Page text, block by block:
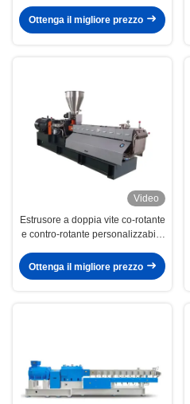
Siemens e inverter ABB
Ottenga il migliore prezzo
Video
Estrusore a doppia vite co-rotante
e contro-rotante personalizzabile
alimentari e mediche
Ottenga il migliore prezzo